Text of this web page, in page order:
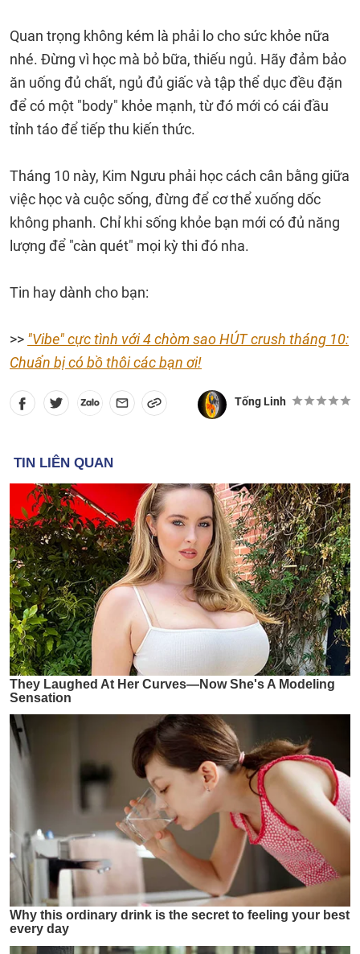
Quan trọng không kém là phải lo cho sức khỏe nữa
nhé. Đừng vì học mà bỏ bữa, thiếu ngủ. Hãy đảm bảo
ăn uống đủ chất, ngủ đủ giấc và tập thể dục đều đặn
để có một "body" khỏe mạnh, từ đó mới có cái đầu
tỉnh táo để tiếp thu kiến thức.
Tháng 10 này, Kim Ngưu phải học cách cân bằng giữa
việc học và cuộc sống, đừng để cơ thể xuống dốc
không phanh. Chỉ khi sống khỏe bạn mới có đủ năng
lượng để "càn quét" mọi kỳ thi đó nha.
Tin hay dành cho bạn:
>> "Vibe" cực tình với 4 chòm sao HÚT crush tháng 10:
Chuẩn bị có bồ thôi các bạn ơi!
Tống Linh